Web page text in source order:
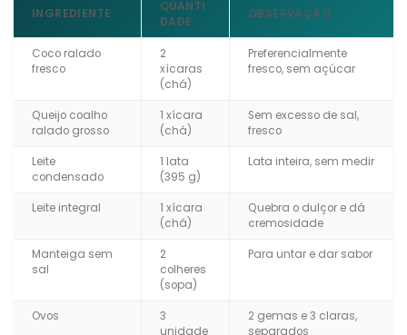
INGREDIENTE
QUANTI
DADE
OBSERVAÇÃO
Coco ralado
fresco
2
xícaras
(chá)
Preferencialmente
fresco, sem açúcar
Queijo coalho
ralado grosso
1 xícara
(chá)
Sem excesso de sal,
fresco
Leite
condensado
1 lata
(395 g)
Lata inteira, sem medir
Leite integral
1 xícara
(chá)
Quebra o dulçor e dá
cremosidade
Manteiga sem
sal
2
colheres
(sopa)
Para untar e dar sabor
Ovos
3
unidade
2 gemas e 3 claras,
separados